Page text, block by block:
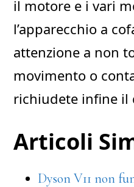
il motore e i vari
l’apparecchio a
attenzione a non
movimento o
richiudete infine il
Articoli
Dyson V11 non